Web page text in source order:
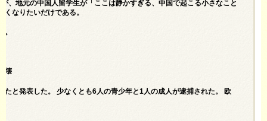
、地元の中国人留学生が「ここは静かすぎる、中国で起こる小さなこと
なりたいだけである。
。
壊
と発表した。 少なくとも6人の青少年と1人の成人が逮捕された。 欧